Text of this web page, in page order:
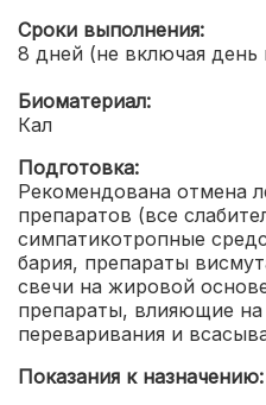
Сроки выполнения:
8 дней (не включая день
Биоматериал:
Кал
Подготовка:
Рекомендована отмена
препаратов (все
симпатикотропные
бария, препараты
свечи на жировой
препараты, влияющие
переваривания и
Показания к назначению: